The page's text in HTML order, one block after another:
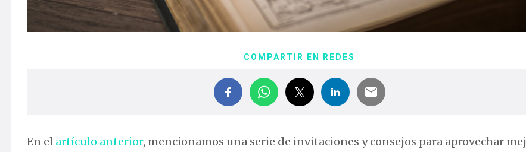
COMPARTIR EN REDES
En el artículo anterior, mencionamos una serie de invitaciones y consejos para aprovechar